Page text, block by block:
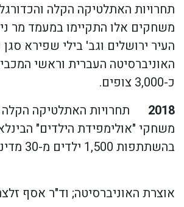
משחקים אלו התקיימו במעמד מר
העיר ירושלים וגב' בילי שפירא
האוניברסיטה העברית וראשי
כ-3,000 צופים.
2018 תחרויות האתלטיקה
בהשתתפות 1,500 ילדים מ-30 מדינות.
כתבו:
אוצרת האוניברסיטה; וד"ר אסף